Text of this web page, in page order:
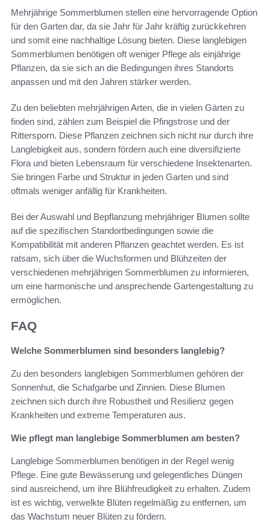
Mehrjährige Sommerblumen stellen eine hervorragende Option
für den Garten dar, da sie Jahr für Jahr kräftig zurückkehren
und somit eine nachhaltige Lösung bieten. Diese langlebigen
Sommerblumen benötigen oft weniger Pflege als einjährige
Pflanzen, da sie sich an die Bedingungen ihres Standorts
anpassen und mit den Jahren stärker werden.
Zu den beliebten mehrjährigen Arten, die in vielen Gärten zu
finden sind, zählen zum Beispiel die Pfingstrose und der
Rittersporn. Diese Pflanzen zeichnen sich nicht nur durch ihre
Langlebigkeit aus, sondern fördern auch eine diversifizierte
Flora und bieten Lebensraum für verschiedene Insektenarten.
Sie bringen Farbe und Struktur in jeden Garten und sind
oftmals weniger anfällig für Krankheiten.
Bei der Auswahl und Bepflanzung mehrjähriger Blumen sollte
auf die spezifischen Standortbedingungen sowie die
Kompatibilität mit anderen Pflanzen geachtet werden. Es ist
ratsam, sich über die Wuchsformen und Blühzeiten der
verschiedenen mehrjährigen Sommerblumen zu informieren,
um eine harmonische und ansprechende Gartengestaltung zu
ermöglichen.
FAQ
Welche Sommerblumen sind besonders langlebig?
Zu den besonders langlebigen Sommerblumen gehören der
Sonnenhut, die Schafgarbe und Zinnien. Diese Blumen
zeichnen sich durch ihre Robustheit und Resilienz gegen
Krankheiten und extreme Temperaturen aus.
Wie pflegt man langlebige Sommerblumen am besten?
Langlebige Sommerblumen benötigen in der Regel wenig
Pflege. Eine gute Bewässerung und gelegentliches Düngen
sind ausreichend, um ihre Blühfreudigkeit zu erhalten. Zudem
ist es wichtig, verwelkte Blüten regelmäßig zu entfernen, um
das Wachstum neuer Blüten zu fördern.